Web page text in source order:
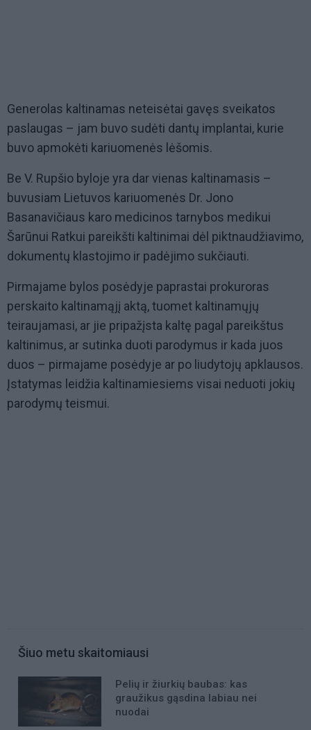
Generolas kaltinamas neteisėtai gavęs sveikatos
paslaugas – jam buvo sudėti dantų implantai, kurie
buvo apmokėti kariuomenės lėšomis.
Be V. Rupšio byloje yra dar vienas kaltinamasis –
buvusiam Lietuvos kariuomenės Dr. Jono
Basanavičiaus karo medicinos tarnybos medikui
Šarūnui Ratkui pareikšti kaltinimai dėl piktnaudžiavimo,
dokumentų klastojimo ir padėjimo sukčiauti.
Pirmajame bylos posėdyje paprastai prokuroras
perskaito kaltinamąjį aktą, tuomet kaltinamųjų
teiraujamasi, ar jie pripažįsta kaltę pagal pareikštus
kaltinimus, ar sutinka duoti parodymus ir kada juos
duos – pirmajame posėdyje ar po liudytojų apklausos.
Įstatymas leidžia kaltinamiesiems visai neduoti jokių
parodymų teismui.
Šiuo metu skaitomiausi
Pelių ir žiurkių baubas: kas
graužikus gąsdina labiau nei
nuodai